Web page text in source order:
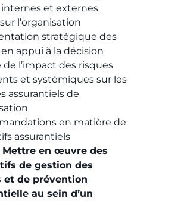
internes et externes
l’organisation
stratégique des
appui à la décision
de l’impact des risques
et systémiques sur les
assurantiels de
en matière de
assurantiels
Mettre en œuvre des
de gestion des
et de prévention
au sein d’un